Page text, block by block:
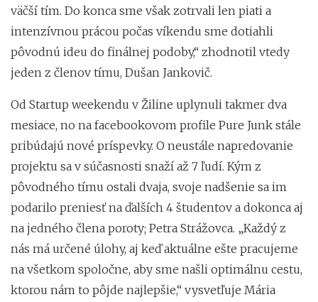
väčší tím. Do konca sme však zotrvali len piati a
intenzívnou prácou počas víkendu sme dotiahli
pôvodnú ideu do finálnej podoby,“ zhodnotil vtedy
jeden z členov tímu, Dušan Jankovič.
Od Startup weekendu v Žiline uplynuli takmer dva
mesiace, no na facebookovom profile Pure Junk stále
pribúdajú nové príspevky. O neustále napredovanie
projektu sa v súčasnosti snaží až 7 ľudí. Kým z
pôvodného tímu ostali dvaja, svoje nadšenie sa im
podarilo preniesť na ďalších 4 študentov a dokonca aj
na jedného člena poroty; Petra Strážovca. „Každý z
nás má určené úlohy, aj keď aktuálne ešte pracujeme
na všetkom spoločne, aby sme našli optimálnu cestu,
ktorou nám to pôjde najlepšie,“ vysvetľuje Mária